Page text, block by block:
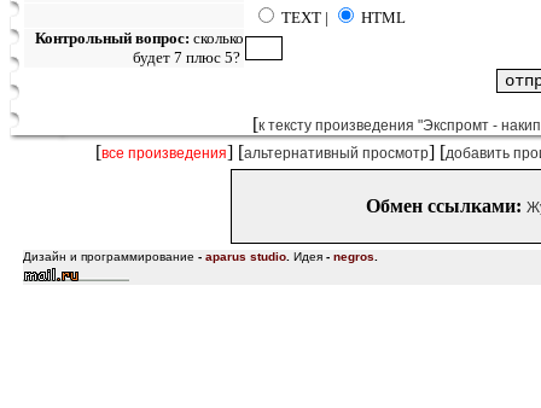
TEXT |
HTML
Контрольный вопрос: сколько
будет 7 плюс 5?
[к тексту произведения "Экспромт -
[все произведения] [альтернативный просмотр] [добавить
Обмен ссылками:
Дизайн и программирование - aparus studio Идея - negros